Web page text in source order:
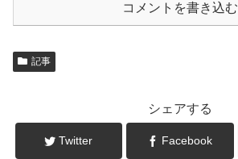
コメントを書き込む
記事
シェアする
Twitter Facebook